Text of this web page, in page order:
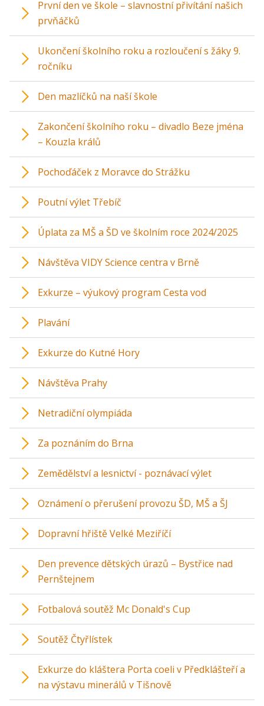
První den ve škole – slavnostní přivítání našich
prvňáčků
Ukončení školního roku a rozloučení s žáky 9.
ročníku
Den mazlíčků na naší škole
Zakončení školního roku – divadlo Beze jména
– Kouzla králů
Pochoďáček z Moravce do Strážku
Poutní výlet Třebíč
Úplata za MŠ a ŠD ve školním roce 2024/2025
Návštěva VIDY Science centra v Brně
Exkurze – výukový program Cesta vod
Plavání
Exkurze do Kutné Hory
Návštěva Prahy
Netradiční olympiáda
Za poznáním do Brna
Zemědělství a lesnictví - poznávací výlet
Oznámení o přerušení provozu ŠD, MŠ a ŠJ
Dopravní hřiště Velké Meziříčí
Den prevence dětských úrazů – Bystřice nad
Pernštejnem
Fotbalová soutěž Mc Donald's Cup
Soutěž Čtyřlístek
Exkurze do kláštera Porta coeli v Předklášteří a
na výstavu minerálů v Tišnově